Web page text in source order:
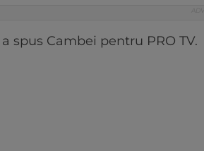
a spus Cambei pentru PRO TV.